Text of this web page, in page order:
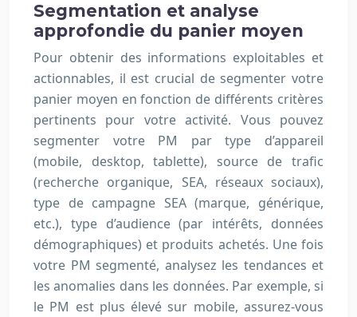
Segmentation et analyse
approfondie du panier moyen
Pour obtenir des informations exploitables et
actionnables, il est crucial de segmenter votre
panier moyen en fonction de différents critères
pertinents pour votre activité. Vous pouvez
segmenter votre PM par type d’appareil
(mobile, desktop, tablette), source de trafic
(recherche organique, SEA, réseaux sociaux),
type de campagne SEA (marque, générique,
etc.), type d’audience (par intérêts, données
démographiques) et produits achetés. Une fois
votre PM segmenté, analysez les tendances et
les anomalies dans les données. Par exemple, si
le PM est plus élevé sur mobile, assurez-vous